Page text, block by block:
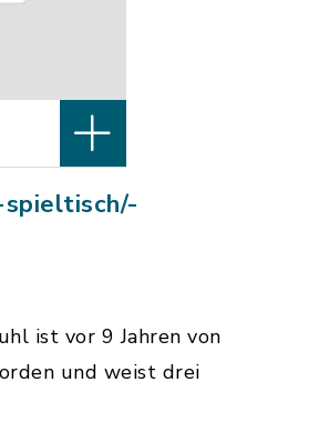
ist vor 9 Jahren von
und weist drei